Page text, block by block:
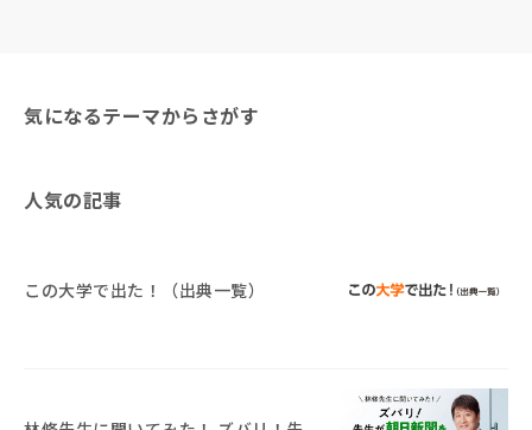
気になるテーマからさがす
人気の記事
この大学で出た！（出典一覧）